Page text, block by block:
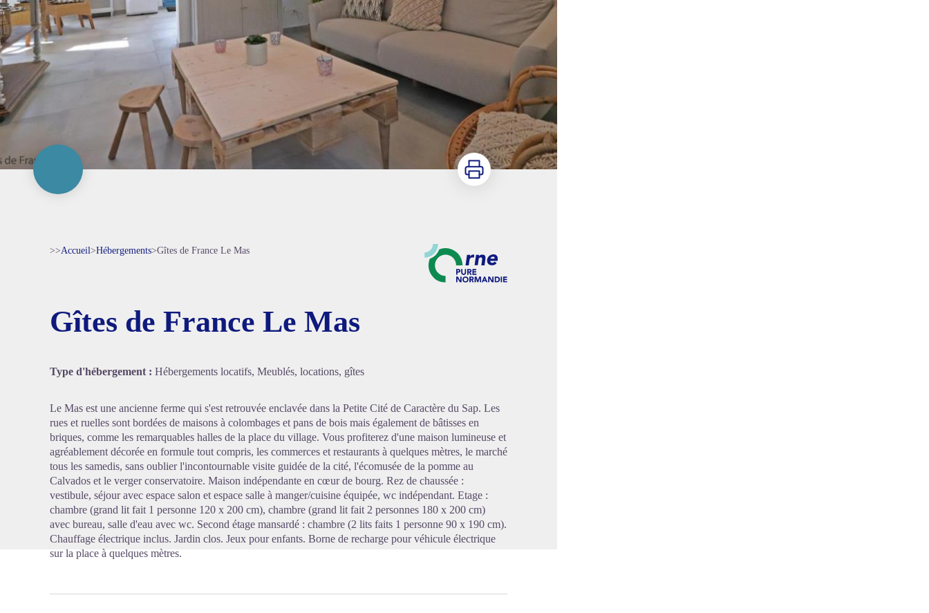
Voir l'image en plein écran
Imprimer
>>Accueil>Hébergements>Gîtes de France Le Mas
Gîtes de France Le Mas
Type d'hébergement : Hébergements locatifs, Meublés, locations, gîtes
Le Mas est une ancienne ferme qui s'est retrouvée enclavée dans la Petite Cité de Caractère du Sap. Les
rues et ruelles sont bordées de maisons à colombages et pans de bois mais également de bâtisses en
briques, comme les remarquables halles de la place du village. Vous profiterez d'une maison lumineuse et
agréablement décorée en formule tout compris, les commerces et restaurants à quelques mètres, le marché
tous les samedis, sans oublier l'incontournable visite guidée de la cité, l'écomusée de la pomme au
Calvados et le verger conservatoire. Maison indépendante en cœur de bourg. Rez de chaussée :
vestibule, séjour avec espace salon et espace salle à manger/cuisine équipée, wc indépendant. Etage :
chambre (grand lit fait 1 personne 120 x 200 cm), chambre (grand lit fait 2 personnes 180 x 200 cm)
avec bureau, salle d'eau avec wc. Second étage mansardé : chambre (2 lits faits 1 personne 90 x 190 cm).
Chauffage électrique inclus. Jardin clos. Jeux pour enfants. Borne de recharge pour véhicule électrique
sur la place à quelques mètres.